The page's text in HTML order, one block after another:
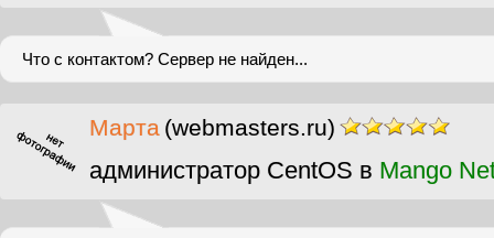
Что с контактом? Сервер не найден...
Марта (webmasters.ru)
администратор CentOS в Mango